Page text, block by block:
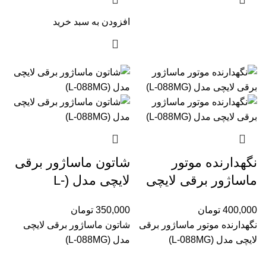
افزودن به سبد خرید
نگهدارنده موتور
ماساژور برقی لایچی
400,000 تومان
نگهدارنده موتور ماساژور برقی
لایچی مدل (L-088MG‏)
شاتون ماساژور برقی
لایچی مدل (L-
350,000 تومان
شاتون ماساژور برقی لایچی
مدل (L-088MG‏)